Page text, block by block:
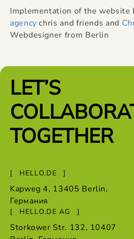
Implementation of the website
agency chris and friends and
Webdesigner from Berlin
LET’S
TOGETHER
HELLO.DE
Kapweg 4, 13405 Berlin,
Германия
HELLO.DE AG
Storkower Str. 132, 10407